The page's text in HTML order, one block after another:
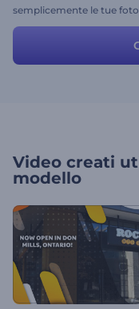
semplicemente le tue
di aggiungere una delle
risultato ancora migliore.
stato così facile! Prova
Video creati
modello